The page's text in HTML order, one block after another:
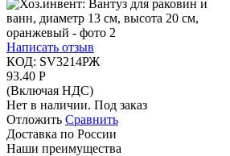
Написать отзыв
КОД: SV3214РЖ
93.40 Р
(Включая НДС)
Нет в наличии. Под заказ
Отложить Сравнить
Доставка по России
Наши преимущества